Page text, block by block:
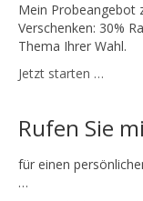
Mein Probeangebot
Verschenken: 30%
Thema Ihrer Wahl.
Jetzt starten …
Rufen Sie
für einen
…